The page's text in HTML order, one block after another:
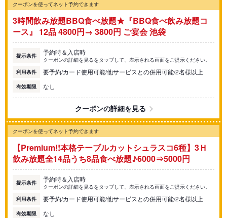
クーポンを使ってネット予約できます
3時間飲み放題BBQ食べ放題★『BBQ食べ飲み放題コ
ース』 12品 4800円→ 3800円 ご宴会 池袋
提示条件 予約時＆入店時
クーポンの詳細を見るをタップして、表示される画面をご提示ください。
利用条件
要予約/カード使用可能/他サービスとの併用可能/2名様以上
有効期限 なし
クーポンの詳細を見る
クーポンを使ってネット予約できます
【Premium!!本格テーブルカットシュラスコ6種】3Ｈ
飲み放題全14品うち8品食べ放題♪6000⇒5000円
提示条件 予約時＆入店時
クーポンの詳細を見るをタップして、表示される画面をご提示ください。
利用条件
要予約/カード使用可能/他サービスとの併用可能/2名様以上
有効期限 なし